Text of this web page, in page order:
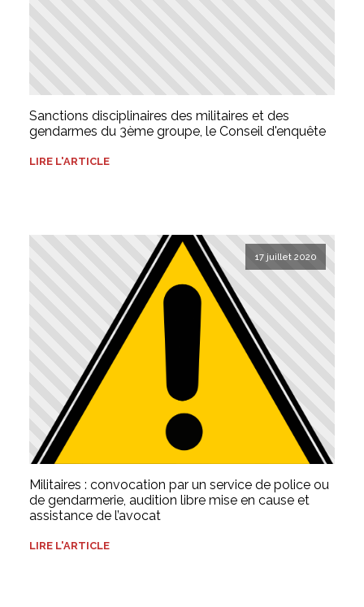
Sanctions disciplinaires des militaires et des
gendarmes du 3ème groupe, le Conseil d'enquête
LIRE L'ARTICLE
17 juillet 2020
Militaires : convocation par un service de police ou
de gendarmerie, audition libre mise en cause et
assistance de l’avocat
LIRE L'ARTICLE